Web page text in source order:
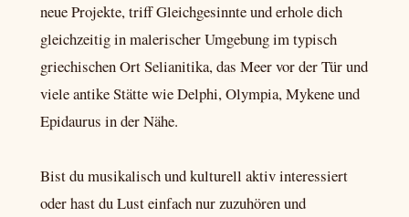
neue Projekte, triff Gleichgesinnte und erhole dich
gleichzeitig in malerischer Umgebung im typisch
griechischen Ort Selianitika, das Meer vor der Tür und
viele antike Stätte wie Delphi, Olympia, Mykene und
Epidaurus in der Nähe.
Bist du musikalisch und kulturell aktiv interessiert
oder hast du Lust einfach nur zuzuhören und